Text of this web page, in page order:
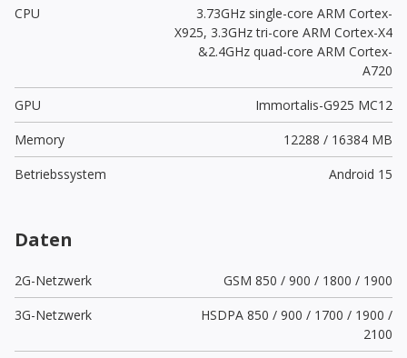
CPU
3.73GHz single-core ARM Cortex-
X925, 3.3GHz tri-core ARM Cortex-X4
&2.4GHz quad-core ARM Cortex-
A720
GPU
Immortalis-G925 MC12
Memory
12288 / 16384 MB
Betriebssystem
Android 15
Daten
2G-Netzwerk
GSM 850 / 900 / 1800 / 1900
3G-Netzwerk
HSDPA 850 / 900 / 1700 / 1900 /
2100